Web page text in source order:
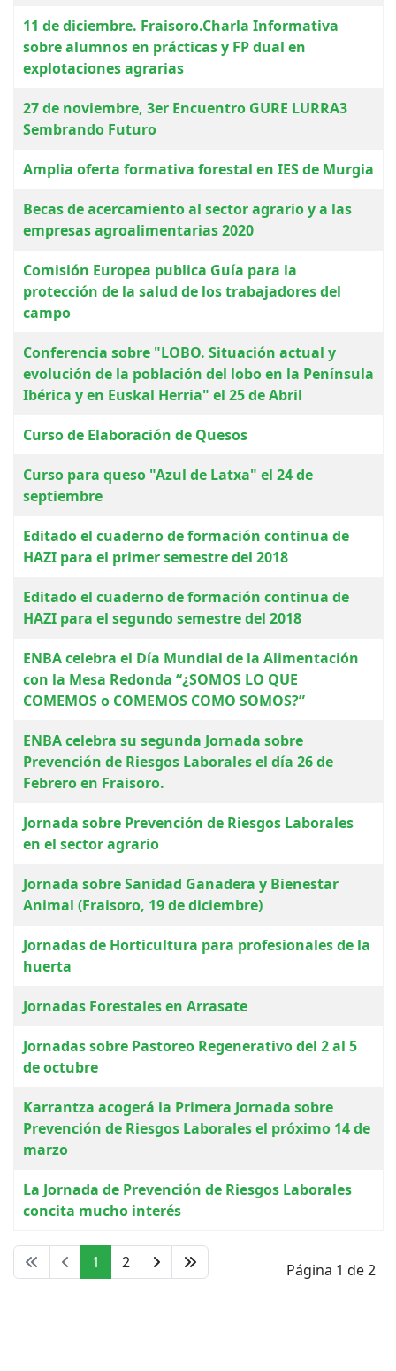
11 de diciembre. Fraisoro.Charla Informativa
sobre alumnos en prácticas y FP dual en
explotaciones agrarias
27 de noviembre, 3er Encuentro GURE LURRA3
Sembrando Futuro
Amplia oferta formativa forestal en IES de Murgia
Becas de acercamiento al sector agrario y a las
empresas agroalimentarias 2020
Comisión Europea publica Guía para la
protección de la salud de los trabajadores del
campo
Conferencia sobre "LOBO. Situación actual y
evolución de la población del lobo en la Península
Ibérica y en Euskal Herria" el 25 de Abril
Curso de Elaboración de Quesos
Curso para queso "Azul de Latxa" el 24 de
septiembre
Editado el cuaderno de formación continua de
HAZI para el primer semestre del 2018
Editado el cuaderno de formación continua de
HAZI para el segundo semestre del 2018
ENBA celebra el Día Mundial de la Alimentación
con la Mesa Redonda “¿SOMOS LO QUE
COMEMOS o COMEMOS COMO SOMOS?”
ENBA celebra su segunda Jornada sobre
Prevención de Riesgos Laborales el día 26 de
Febrero en Fraisoro.
Jornada sobre Prevención de Riesgos Laborales
en el sector agrario
Jornada sobre Sanidad Ganadera y Bienestar
Animal (Fraisoro, 19 de diciembre)
Jornadas de Horticultura para profesionales de la
huerta
Jornadas Forestales en Arrasate
Jornadas sobre Pastoreo Regenerativo del 2 al 5
de octubre
Karrantza acogerá la Primera Jornada sobre
Prevención de Riesgos Laborales el próximo 14 de
marzo
La Jornada de Prevención de Riesgos Laborales
concita mucho interés
Página 1 de 2
1 2